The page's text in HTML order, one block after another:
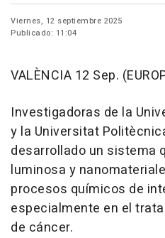
Viernes, 12 septiembre 2025
Publicado: 11:04
VALÈNCIA 12 Sep.
Investigadoras de la
y la Universitat
desarrollado un sistema
luminosa y
procesos químicos de
especialmente en el
de cáncer.